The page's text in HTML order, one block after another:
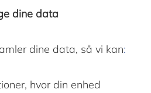
dine data
dine data, så vi kan:
hvor din enhed